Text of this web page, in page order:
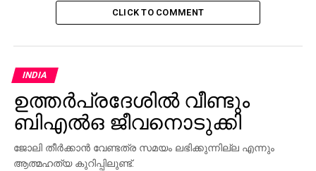
CLICK TO COMMENT
INDIA
ഉത്തര്‍പ്രദേശില്‍ വീണ്ടും
ബിഎല്‍ഒ ജീവനൊടുക്കി
ജോലി തീര്‍ക്കാന്‍ വേണ്ടത്ര സമയം ലഭിക്കുന്നില്ല എന്നും
ആത്മഹത്യ കുറിപ്പിലുണ്ട്.